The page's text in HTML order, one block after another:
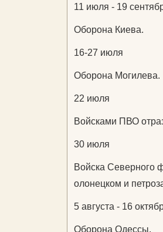
11 июля - 19
Оборона Киева.
16-27 июля
Оборона Могилева.
22 июля
Войсками ПВО
30 июля
Войска Северного
олонецком и
5 августа - 16
Оборона Одессы.